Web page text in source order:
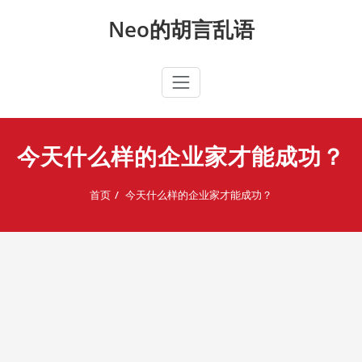
Neo的胡言乱语
今天什么样的企业家才能成功？
首页 今天什么样的企业家才能成功？